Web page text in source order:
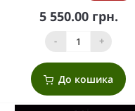
5 550.00 грн.
- +
До кошика